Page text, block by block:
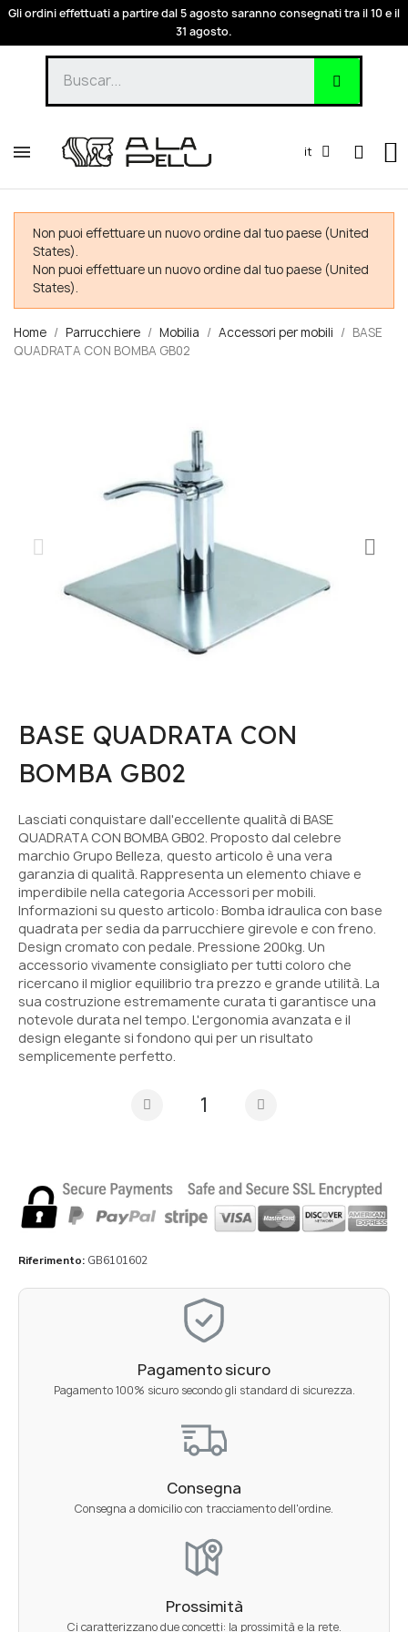
Gli ordini effettuati a partire dal 5 agosto saranno consegnati tra il 10 e il
31 agosto.
it
Non puoi effettuare un nuovo ordine dal tuo paese (United
States).
Non puoi effettuare un nuovo ordine dal tuo paese (United
States).
Home Parrucchiere Mobilia Accessori per mobili
BASE
QUADRATA CON BOMBA GB02
BASE QUADRATA CON
BOMBA GB02
Lasciati conquistare dall'eccellente qualità di BASE
QUADRATA CON BOMBA GB02. Proposto dal celebre
marchio Grupo Belleza, questo articolo è una vera
garanzia di qualità. Rappresenta un elemento chiave e
imperdibile nella categoria Accessori per mobili.
Informazioni su questo articolo: Bomba idraulica con base
quadrata per sedia da parrucchiere girevole e con freno.
Design cromato con pedale. Pressione 200kg. Un
accessorio vivamente consigliato per tutti coloro che
ricercano il miglior equilibrio tra prezzo e grande utilità. La
sua costruzione estremamente curata ti garantisce una
notevole durata nel tempo. L'ergonomia avanzata e il
design elegante si fondono qui per un risultato
semplicemente perfetto.
Riferimento GB6101602
Pagamento sicuro
Pagamento 100% sicuro secondo gli standard di sicurezza.
Consegna
Consegna a domicilio con tracciamento dell'ordine.
Prossimità
Ci caratterizzano due concetti: la prossimità e la rete.